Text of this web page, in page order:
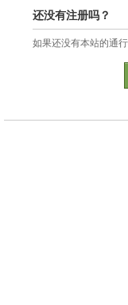
还没有注册吗？
如果还没有本站的通